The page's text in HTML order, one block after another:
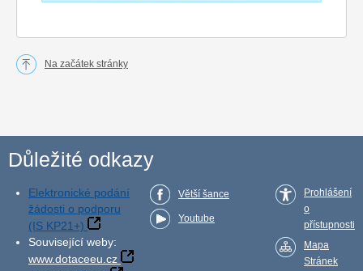
Na začátek stránky
Důležité odkazy
Elektronické podání
žádosti o podporu
(IS KP21+)
Související weby:
www.dotaceeu.cz
Větší šance
Youtube
Prohlášení
o
přístupnosti
Mapa
Stránek